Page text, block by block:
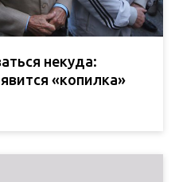
некуда:
«копилка»